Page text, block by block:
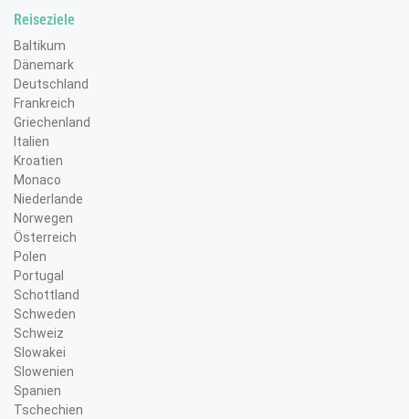
Reiseziele
Baltikum
Dänemark
Deutschland
Frankreich
Griechenland
Italien
Kroatien
Monaco
Niederlande
Norwegen
Österreich
Polen
Portugal
Schottland
Schweden
Schweiz
Slowakei
Slowenien
Spanien
Tschechien